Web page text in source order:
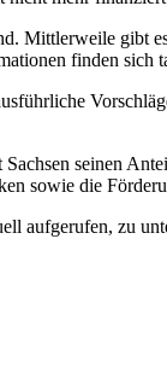
Mittlerweile gibt
finden sich
seinen
sowie die
aufgerufen, zu